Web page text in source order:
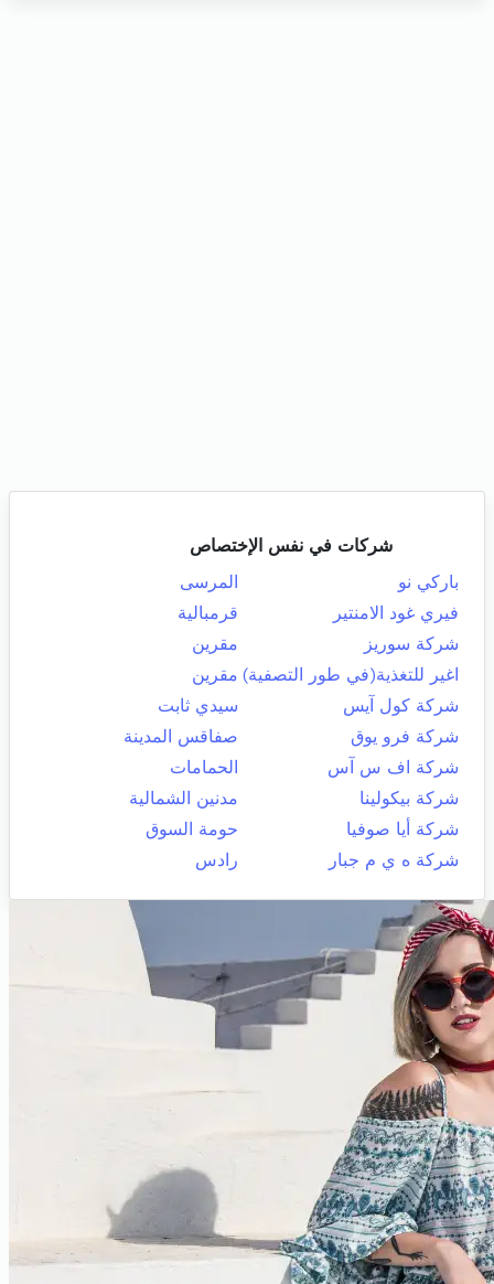
شركات في نفس الإختصاص
باركي نو
المرسى
فيري غود الامنتير
قرمبالية
شركة سوريز
مقرين
اغير للتغذية(في طور التصفية) مقرين
شركة كول آيس
سيدي ثابت
شركة فرو يوق
صفاقس المدينة
شركة اف س آس
الحمامات
شركة بيكولينا
مدنين الشمالية
شركة أيا صوفيا
حومة السوق
شركة ه ي م جبار
رادس